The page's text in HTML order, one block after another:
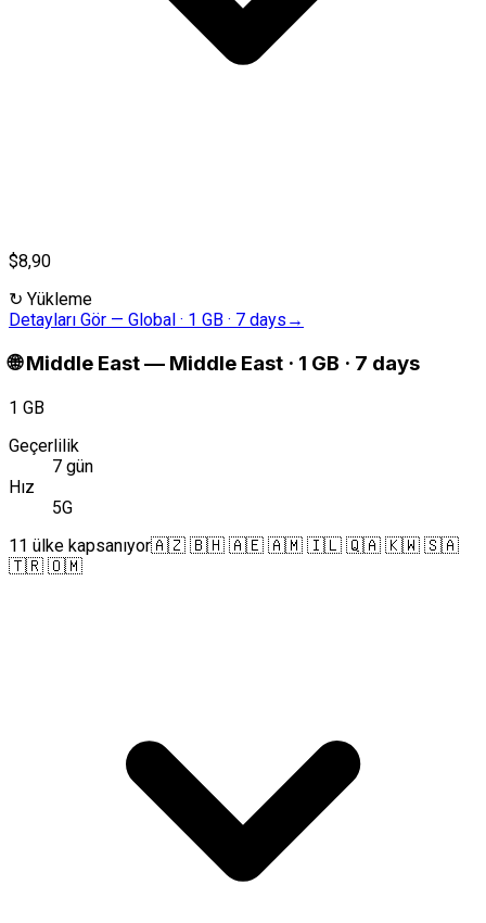
$8,90
↻ Yükleme
Detayları Gör — Global · 1 GB · 7 days →
🌐 Middle East— Middle East · 1 GB · 7 days
1 GB
Geçerlilik
7 gün
Hız
5G
11 ülke kapsanıyor🇦🇿 🇧🇭 🇦🇪 🇦🇲 🇮🇱 🇶🇦 🇰🇼 🇸🇦
🇹🇷 🇴🇲